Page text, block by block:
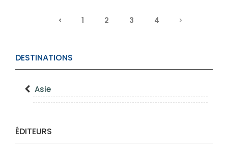
DESTINATIONS
Asie
ÉDITEURS
1 2 3 4